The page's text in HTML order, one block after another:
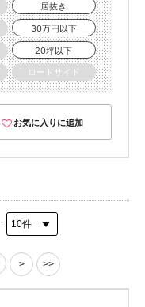
居抜き
30万円以下
20坪以下
ロードサイド
お気に入りに追加
> >>